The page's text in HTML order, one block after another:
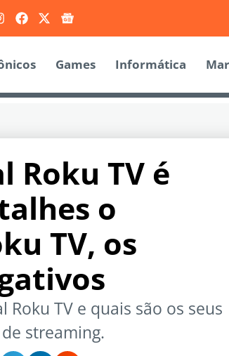
Games Informática
Roku TV é
o
TV, os
TV e quais são os seus
streaming.